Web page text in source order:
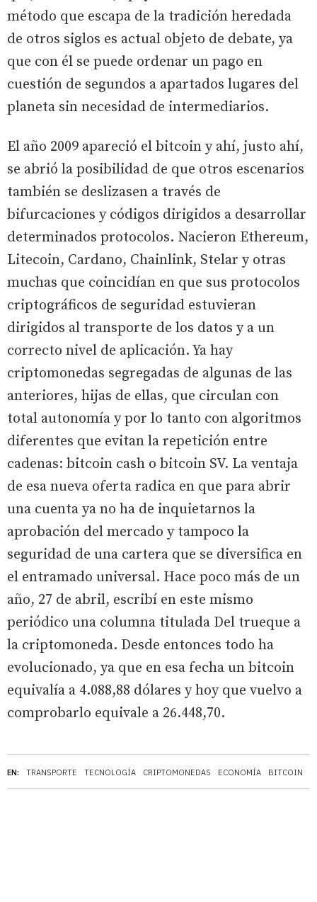
EN: TRANSPORTE TECNOLOGÍA CRIPTOMONEDAS ECONOMÍA BITCOIN
método que escapa de la tradición heredada
de otros siglos es actual objeto de debate, ya
que con él se puede ordenar un pago en
cuestión de segundos a apartados lugares del
planeta sin necesidad de intermediarios.
El año 2009 apareció el bitcoin y ahí, justo ahí,
se abrió la posibilidad de que otros escenarios
también se deslizasen a través de
bifurcaciones y códigos dirigidos a desarrollar
determinados protocolos. Nacieron Ethereum,
Litecoin, Cardano, Chainlink, Stelar y otras
muchas que coincidían en que sus protocolos
criptográficos de seguridad estuvieran
dirigidos al transporte de los datos y a un
correcto nivel de aplicación. Ya hay
criptomonedas segregadas de algunas de las
anteriores, hijas de ellas, que circulan con
total autonomía y por lo tanto con algoritmos
diferentes que evitan la repetición entre
cadenas: bitcoin cash o bitcoin SV. La ventaja
de esa nueva oferta radica en que para abrir
una cuenta ya no ha de inquietarnos la
aprobación del mercado y tampoco la
seguridad de una cartera que se diversifica en
el entramado universal. Hace poco más de un
año, 27 de abril, escribí en este mismo
periódico una columna titulada Del trueque a
la criptomoneda. Desde entonces todo ha
evolucionado, ya que en esa fecha un bitcoin
equivalía a 4.088,88 dólares y hoy que vuelvo a
comprobarlo equivale a 26.448,70.